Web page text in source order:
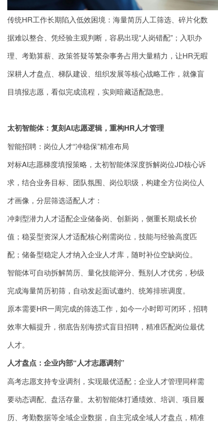
传统HR工作长期陷入低效困境：海量简历人工筛选、碎片化数
据难以整合、凭经验主观判断，容易出现“人岗错配”；入职办
理、考勤算薪、政策答疑等繁杂事务占用大量精力，让HR无暇
深耕人才盘点、梯队建设、组织发展等核心战略工作，就像盲
目填报志愿，看似完成流程，实则暗藏适配隐患。
太初智能体：复刻AI志愿逻辑，重构HR人才管理
智能招聘：岗位人才“冲稳保”精准布局
对标AI志愿梯度填报策略，太初智能体深度拆解岗位JD核心诉
求，结合业务目标、团队氛围、岗位职级，构建全方位岗位人
才画像，分层筛选适配人才：
冲刺型潜力人才适配企业储备岗、创新岗，侧重长期成长价
值；稳妥型资深人才适配核心刚需岗位，技能与经验高度匹
配；储备型稳定人才纳入企业人才库，随时补位空缺岗位。
智能体可自动拆解简历、量化技能评分、甄别人才优劣，秒级
完成海量简历初筛，自动发起面试邀约、统筹排班调度。
原本需要HR一周完成的筛选工作，如今一小时即可闭环，招聘
效率大幅提升，彻底告别海捞式盲目招聘，精准匹配岗位最优
人才。
人才盘点：企业内部“人才志愿调剂”
高考志愿支持专业调剂，实现最优适配；企业人才管理同样需
要动态调配、盘活存量。太初智能体打通绩效、培训、项目履
历、考勤数据等全域企业数据，自主完成全域人才盘点，精准